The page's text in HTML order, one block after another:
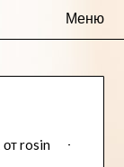
Меню
отrosin